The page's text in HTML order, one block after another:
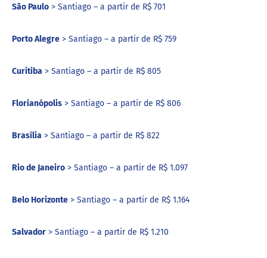
São Paulo > Santiago – a partir de R$ 701
Porto Alegre > Santiago – a partir de R$ 759
Curitiba > Santiago – a partir de R$ 805
Florianópolis > Santiago – a partir de R$ 806
Brasília > Santiago – a partir de R$ 822
Rio de Janeiro > Santiago – a partir de R$ 1.097
Belo Horizonte > Santiago – a partir de R$ 1.164
Salvador > Santiago – a partir de R$ 1.210